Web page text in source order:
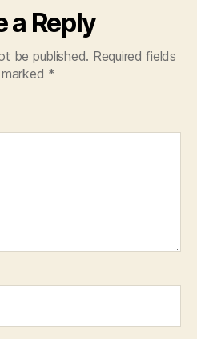
a Reply
be published. Required fields
*